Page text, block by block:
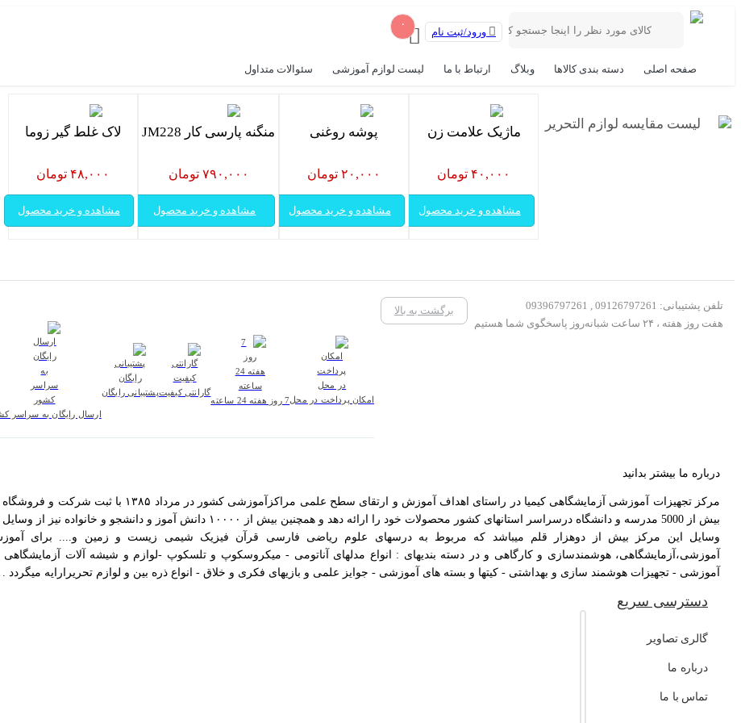
۰
ورود/ثبت نام
صفحه اصلی دسته بندی کالاها وبلاگ ارتباط با ما لیست لوازم آموزشی سئوالات متداول
لیست مقایسه لوازم التحریر
ماژیک علامت زن
۴۰,۰۰۰ تومان
مشاهده و خرید محصول
پوشه روغنی
۲۰,۰۰۰ تومان
مشاهده و خرید محصول
منگنه پارسی کار JM228
۷۹۰,۰۰۰ تومان
مشاهده و خرید محصول
لاک غلط گیر زوما
۴۸,۰۰۰ تومان
مشاهده و خرید محصول
تلفن پشتیبانی: 09126797261 , 09396797261
هفت روز هفته ، ۲۴ ساعت شبانه‌روز پاسخگوی شما هستیم
برگشت به بالا
امکان پرداخت در محل7 روز هفته 24 ساعته
گارانتی کیفیتپشتیبانی رایگان
ارسال رایگان به سراسر
درباره ما بیشتر بدانید
بیش از 5000 مدرسه و دانشگاه درسراسر استانهای کشور محصولات خود را ارائه دهد و همچنین بیش از ۱۰۰۰۰ دانش آموز و دانشجو و خانواده نیز از وسایل این مرکز بهره مند شدند.
وسایل این مرکز بیش از دوهزار قلم میباشد که مربوط به درسهای علوم ریاضی فارسی قرآن فیزیک شیمی زیست و زمین و.... برای
آموزشی،آزمایشگاهی، هوشمندسازی و کارگاهی و در دسته بندیهای : انواع مدلهای آناتومی - میکروسکوپ و تلسکوپ -لوازم و شیشه آلات
آموزشی - تجهیزات هوشمند سازی و بهداشتی - کیتها و بسته های آموزشی - جوایز علمی و بازیهای فکری و خلاق - انواع ذره بین و لوازم تحریرارایه میگردد .
دسترسی سریع
گالری تصاویر
درباره ما
تماس با ما